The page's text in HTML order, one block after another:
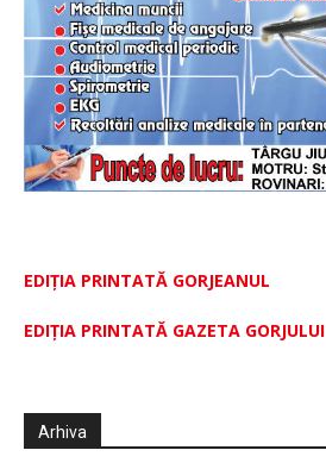
EDIȚIA PRINTATĂ GORJEANUL
EDIŢIA PRINTATĂ GAZETA GORJULUI
Arhiva